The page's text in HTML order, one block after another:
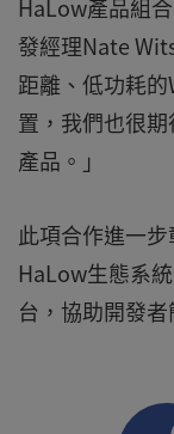
HaLow產品組
發經理Nate
距離、低功耗
置，我們也很
產品。」
此項合作進一
HaLow生態系
台，協助開發